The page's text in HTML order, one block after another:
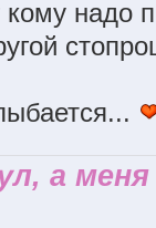
надо
а